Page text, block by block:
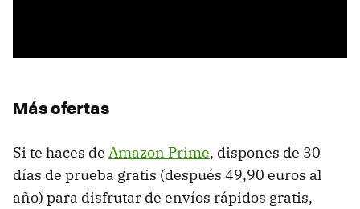
Más ofertas
Si te haces de Amazon Prime, dispones de 30
días de prueba gratis (después 49,90 euros al
año) para disfrutar de envíos rápidos gratis,